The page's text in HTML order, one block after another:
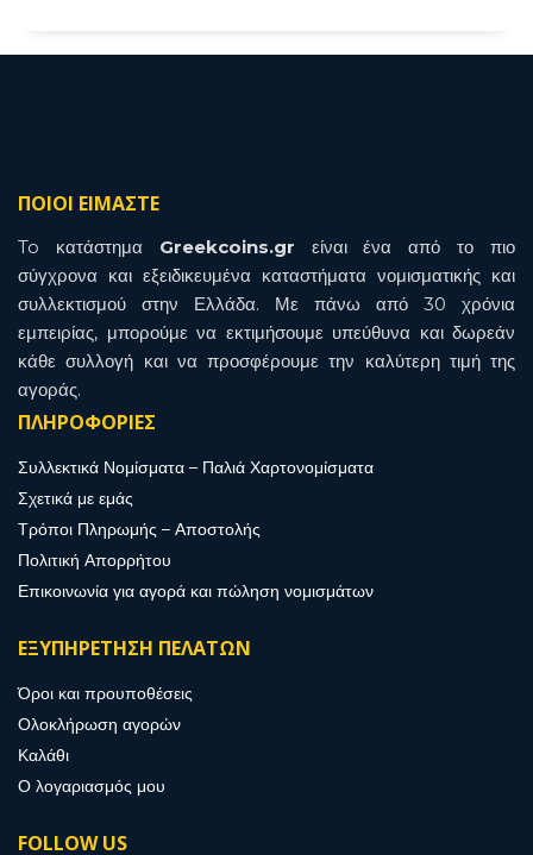
ΠΟΙΟΙ ΕΙΜΑΣΤΕ
To κατάστημα Greekcoins.gr είναι ένα από το πιο
σύγχρονα και εξειδικευμένα καταστήματα νομισματικής και
συλλεκτισμού στην Ελλάδα. Με πάνω από 30 χρόνια
εμπειρίας, μπορούμε να εκτιμήσουμε υπεύθυνα και δωρεάν
κάθε συλλογή και να προσφέρουμε την καλύτερη τιμή της
αγοράς.
ΠΛΗΡΟΦΟΡΙΕΣ
Συλλεκτικά Νομίσματα – Παλιά Χαρτονομίσματα
Σχετικά με εμάς
Τρόποι Πληρωμής – Αποστολής
Πολιτική Απορρήτου
Επικοινωνία για αγορά και πώληση νομισμάτων
ΕΞΥΠΗΡΕΤΗΣΗ ΠΕΛΑΤΩΝ
Όροι και προυποθέσεις
Ολοκλήρωση αγορών
Καλάθι
Ο λογαριασμός μου
FOLLOW US